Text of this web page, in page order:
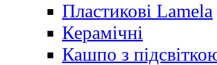
Пластикові Lamela
Керамічні
Кашпо з